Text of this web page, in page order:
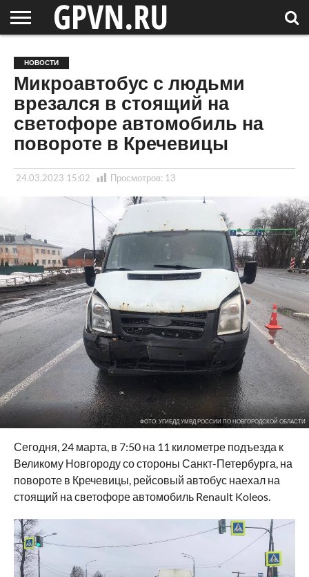
ОБЛАСТЬ
НОВОСТИ
СОСЕДЕЙ
РОССИЯ
/ МИР
СПЕЦПРОЕКТЫ
БЛОГ
СТАТЬИ
ФОТОРЕПОРТАЖИ
ИНТЕРВЬЮ
ОБЪЕКТЫ
ПОДБОРКИ
НОВОСТИ
Микроавтобус с людьми
врезался в стоящий на
светофоре автомобиль на
повороте в Кречевицы
24.03.2023 15:02 Просмотров: 13
ФОТО: УГИБДД УМВД РОССИИ ПО НОВГОРОДСКОЙ ОБЛАСТИ
Сегодня, 24 марта, в 7:50 на 11 километре подъезда к
Великому Новгороду со стороны Санкт-Петербурга, на
повороте в Кречевицы, рейсовый автобус наехал на
стоящий на светофоре автомобиль Renault Koleos.